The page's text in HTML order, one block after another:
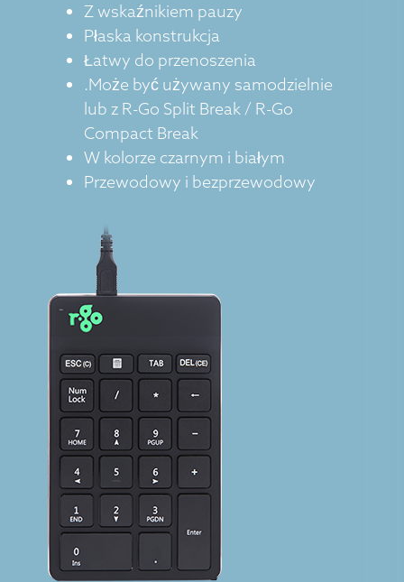
Z wskaźnikiem pauzy
Płaska konstrukcja
Łatwy do przenoszenia
.Może być używany samodzielnie
lub z R-Go Split Break / R-Go
Compact Break
W kolorze czarnym i białym
Przewodowy i bezprzewodowy